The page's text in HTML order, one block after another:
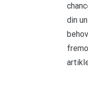
din